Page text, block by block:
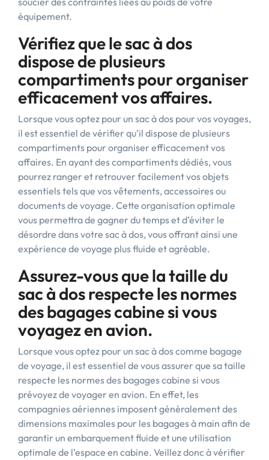
équipement.
Vérifiez que le sac à dos
dispose de plusieurs
compartiments pour organiser
efficacement vos affaires.
Lorsque vous optez pour un sac à dos pour vos voyages,
il est essentiel de vérifier qu’il dispose de plusieurs
compartiments pour organiser efficacement vos
affaires. En ayant des compartiments dédiés, vous
pourrez ranger et retrouver facilement vos objets
essentiels tels que vos vêtements, accessoires ou
documents de voyage. Cette organisation optimale
vous permettra de gagner du temps et d’éviter le
désordre dans votre sac à dos, vous offrant ainsi une
expérience de voyage plus fluide et agréable.
Assurez-vous que la taille du
sac à dos respecte les normes
des bagages cabine si vous
voyagez en avion.
Lorsque vous optez pour un sac à dos comme bagage
de voyage, il est essentiel de vous assurer que sa taille
respecte les normes des bagages cabine si vous
prévoyez de voyager en avion. En effet, les
compagnies aériennes imposent généralement des
dimensions maximales pour les bagages à main afin de
garantir un embarquement fluide et une utilisation
optimale de l’espace en cabine. Veillez donc à vérifier